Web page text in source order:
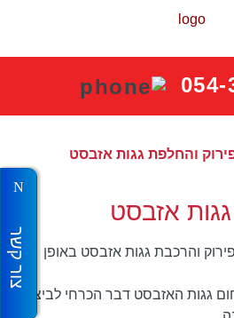
054-
והחלפת גגות אזבסט
אזבסט
והרכבת גגות אזבסט באופן
גגות האזבסט דבר הכרחי לביצוע
צור קשר